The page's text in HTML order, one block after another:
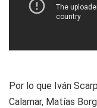
Por lo que Iván
Calamar, Matías